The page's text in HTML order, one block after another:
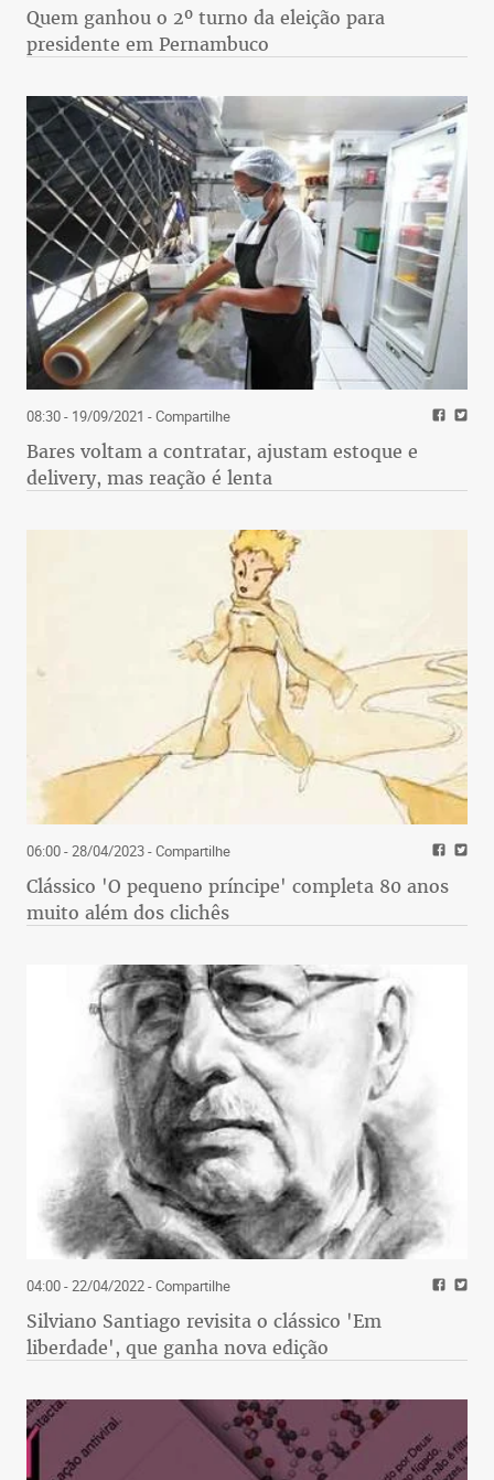
Quem ganhou o 2º turno da eleição para
presidente em Pernambuco
08:30 - 19/09/2021 - Compartilhe
Bares voltam a contratar, ajustam estoque e
delivery, mas reação é lenta
06:00 - 28/04/2023- Compartilhe
Clássico 'O pequeno príncipe' completa 80 anos
muito além dos clichês
04:00 - 22/04/2022- Compartilhe
Silviano Santiago revisita o clássico 'Em
liberdade', que ganha nova edição